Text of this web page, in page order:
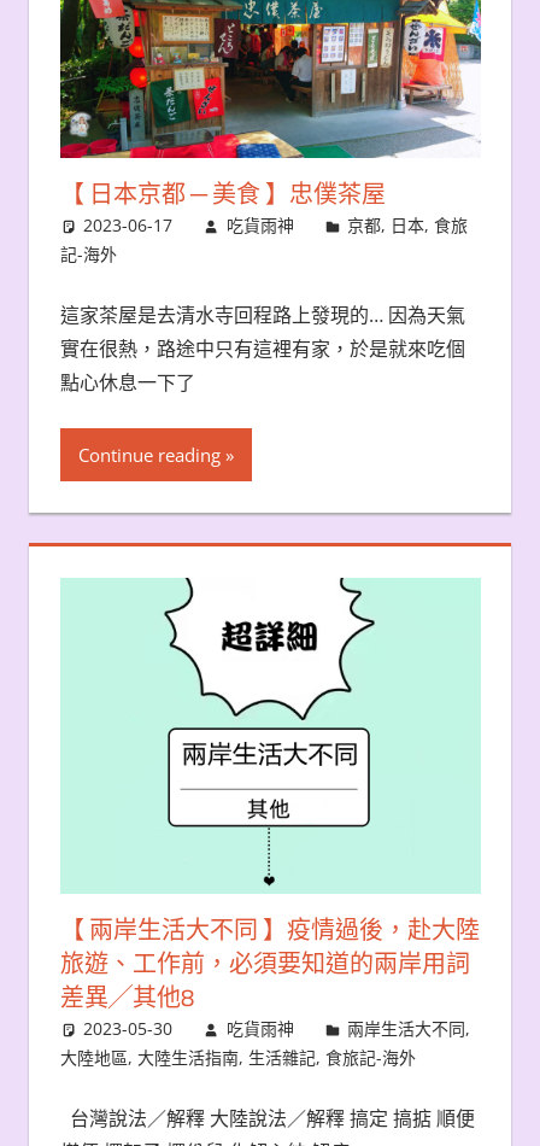
【 日本京都 ─ 美食 】忠僕茶屋
2023-06-17 吃貨雨神 京都, 日本,食旅
記-海外
這家茶屋是去清水寺回程路上發現的… 因為天氣
實在很熱，路途中只有這裡有家，於是就來吃個
點心休息一下了
Continue reading
【 兩岸生活大不同 】疫情過後，赴大陸
旅遊、工作前，必須要知道的兩岸用詞
差異╱其他8
2023-05-30 吃貨雨神 兩岸生活大不同,
大陸地區, 大陸生活指南, 生活雜記, 食旅記-海外
台灣說法／解釋 大陸說法／解釋 搞定 搞掂 順便